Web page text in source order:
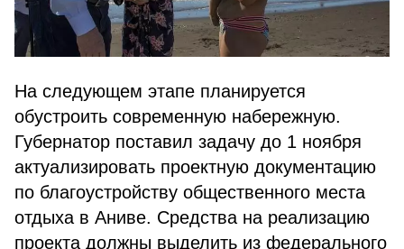
На следующем этапе планируется
обустроить современную набережную.
Губернатор поставил задачу до 1 ноября
актуализировать проектную документацию
по благоустройству общественного места
отдыха в Аниве. Средства на реализацию
проекта должны выделить из федерального